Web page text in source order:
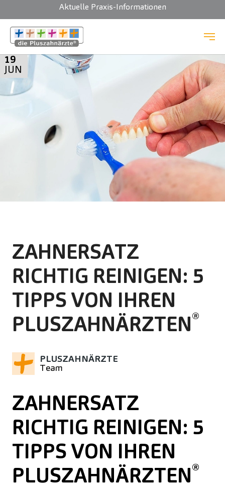
Zum Hauptinhalt springen
Aktuelle Praxis-Informationen
19
JUN
ZAHNERSATZ
RICHTIG REINIGEN: 5
TIPPS VON IHREN
PLUSZAHNÄRZTEN®
PLUSZAHNÄRZTE
Team
ZAHNERSATZ
RICHTIG REINIGEN: 5
TIPPS VON IHREN
PLUSZAHNÄRZTEN®